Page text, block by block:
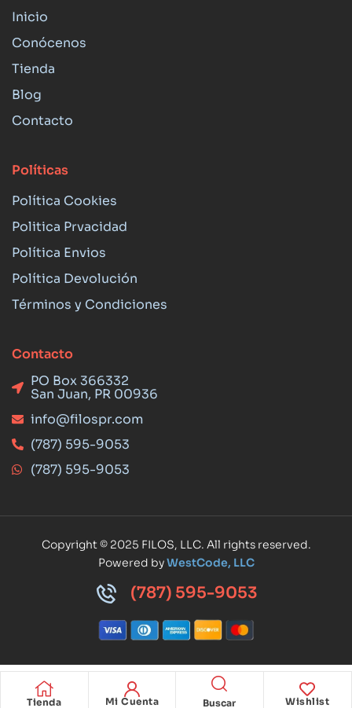
Tienda Mi Cuenta Wishlist
Inicio
Conócenos
Tienda
Blog
Contacto
Políticas
Política Cookies
Politica Prvacidad
Política Envios
Política Devolución
Términos y Condiciones
Contacto
PO Box 366332
San Juan, PR 00936
info@filospr.com
(787) 595-9053
(787) 595-9053
Copyright © 2025 FILOS, LLC. All rights reserved.
Powered byWestCode, LLC
(787) 595-9053